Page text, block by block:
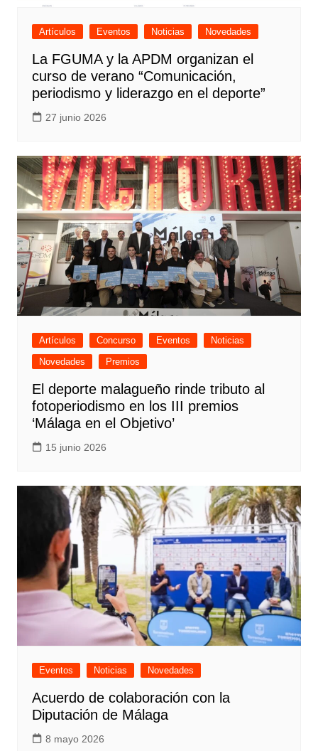
Artículos Eventos Noticias Novedades
La FGUMA y la APDM organizan el
curso de verano “Comunicación,
periodismo y liderazgo en el deporte”
27 junio 2026
Artículos Concurso Eventos
Noticias
Novedades
Premios
El deporte malagueño rinde tributo al
fotoperiodismo en los III premios
‘Málaga en el Objetivo’
15 junio 2026
Eventos Noticias Novedades
Acuerdo de colaboración con la
Diputación de Málaga
8 mayo 2026